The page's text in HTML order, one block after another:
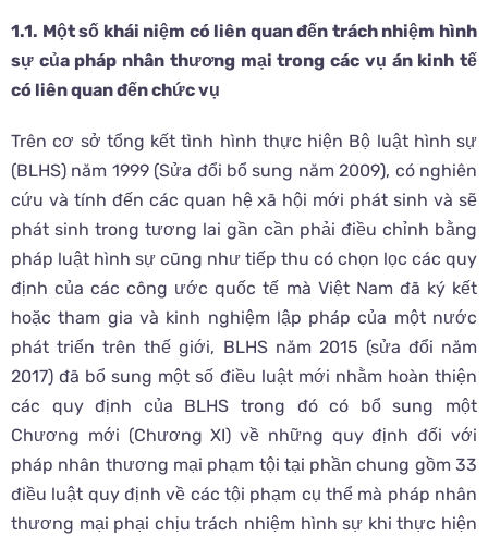
1.1. Một số khái niệm có liên quan đến trách nhiệm hình
sự của pháp nhân thương mại trong các vụ án kinh tế
có liên quan đến chức vụ
Trên cơ sở tổng kết tình hình thực hiện Bộ luật hình sự
(BLHS) năm 1999 (Sửa đổi bổ sung năm 2009), có nghiên
cứu và tính đến các quan hệ xã hội mới phát sinh và sẽ
phát sinh trong tương lai gần cần phải điều chỉnh bằng
pháp luật hình sự cũng như tiếp thu có chọn lọc các quy
định của các công ước quốc tế mà Việt Nam đã ký kết
hoặc tham gia và kinh nghiệm lập pháp của một nước
phát triển trên thế giới, BLHS năm 2015 (sửa đổi năm
2017) đã bổ sung một số điều luật mới nhằm hoàn thiện
các quy định của BLHS trong đó có bổ sung một
Chương mới (Chương XI) về những quy định đối với
pháp nhân thương mại phạm tội tại phần chung gồm 33
điều luật quy định về các tội phạm cụ thể mà pháp nhân
thương mại phại chịu trách nhiệm hình sự khi thực hiện